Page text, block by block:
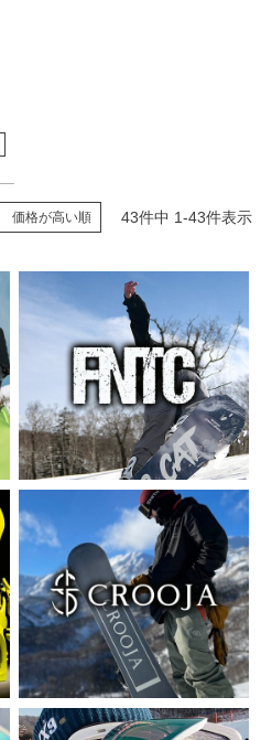
価格が高い順 43件中 1-43件表示